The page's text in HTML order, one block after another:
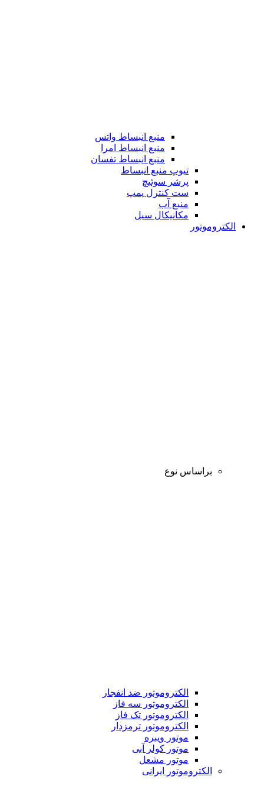
منبع انبساط واتس
منبع انبساط امرا
منبع انبساط تفسان
تیوپ منبع انبساط
پرشر سوئیچ
ست کنترل پمپ
منبع آب
مکانیکال سیل
الکتروموتور
براساس نوع
الکتروموتور ضد انفجار
الکتروموتور سه فاز
الکتروموتور تک فاز
الکتروموتور ترمزدار
موتور ویبره
موتور کولر آبی
موتور مشعل
الکتروموتور ایرانی